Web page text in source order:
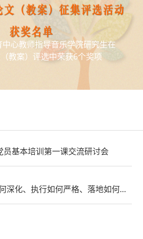
中心教师指导音乐学院研究生在
教案）评选中荣获6个奖项
基本培训第一课交流研讨会
化、执行如何严格、落地如何有